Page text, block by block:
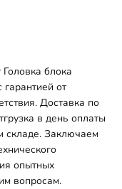
блока
от
Доставка по
в день оплаты
складе. Заключаем
опытных
вопросам.